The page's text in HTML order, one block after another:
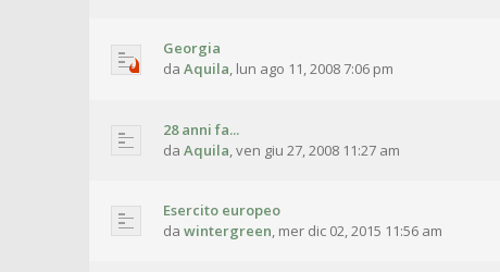
Georgia
da Aquila, lun ago 11, 2008 7:06 pm
28 anni fa...
da Aquila,ven giu 27, 2008 11:27 am
Esercito europeo
da wintergreen, mer dic 02, 2015 11:56 am